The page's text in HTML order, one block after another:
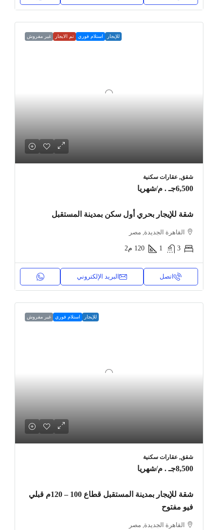
للإيجار استلام فوري تم الايجار غير مفروش
شقق, عقارات سكنية
6,500جـ . م /شهريا
شقة للإيجار بحري أول سكن بمدينة المستقبل
القاهرة الجديدة, مصر
3
1
120 م2
اتصل البريد الإلكتروني
للإيجار استلام فوري غير مفروش
شقق, عقارات سكنية
8,500جـ . م /شهريا
شقة للإيجار بمدينة المستقبل قطاع 100 – 120م قبلي
فيو مفتوح
القاهرة الجديدة, مصر